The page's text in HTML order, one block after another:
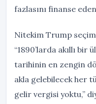
fazlasını finanse
Nitekim Trump seçim
“1890’larda akıllı
tarihinin en zengin
akla gelebilecek her
gelir vergisi yoktu,”